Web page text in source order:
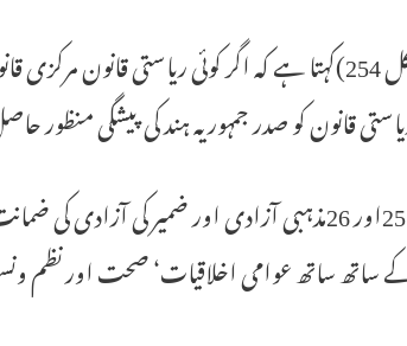
کمیٹی کے نتائج کے مطابق‘ نظریہ بدعت(ارٹیکل 254)کہتا ہے کہ اگر
کو صدر جمہوریہ ہند کی پیشگی منظور
رپورٹ میں مزید کہاگیا ہے کہ ائین کے ارٹیکل 25اور 26مذہبی آزادی
ساتھ ساتھ عوامی اخلاقیات‘ صحت اور نظم